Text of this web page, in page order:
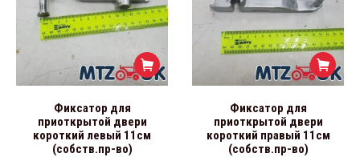
Фиксатор для
приоткрытой двери
короткий левый 11см
(собств.пр-во)
Фиксатор для
приоткрытой двери
короткий правый 11см
(собств.пр-во)